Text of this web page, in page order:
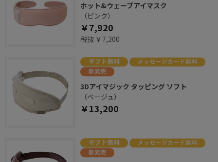
ホット&ウェーブアイマスク
（ピンク）
￥7,920
税抜 ￥7,200
3Dアイマジック タッピング ソフト
（ベージュ）
￥13,200